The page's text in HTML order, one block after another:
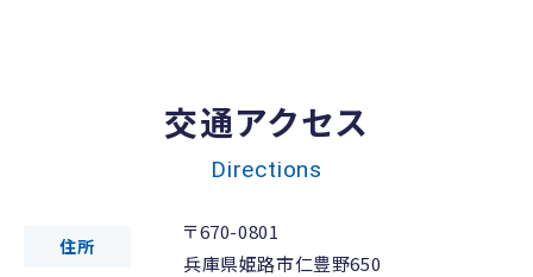
交通アクセス
Directions
住所
〒670-0801
兵庫県姫路市仁豊野650